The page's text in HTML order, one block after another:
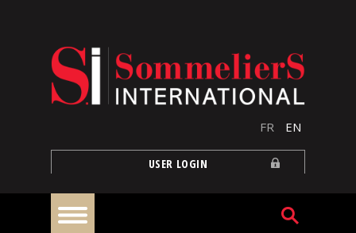
FR EN
USER LOGIN